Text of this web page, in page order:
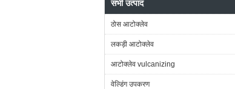
सभी उत्पाद
ठोस आटोक्लेव
लकड़ी आटोक्लेव
आटोक्लेव vulcanizing
वेल्डिंग उपकरण